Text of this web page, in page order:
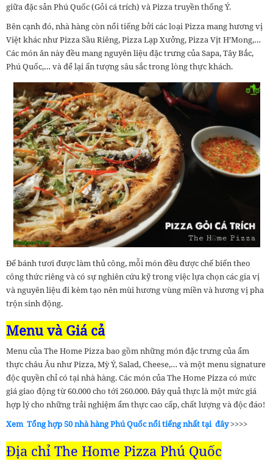
giữa đặc sản Phú Quốc (Gỏi cá trích) và Pizza truyền thống Ý.
Bên cạnh đó, nhà hàng còn nổi tiếng bởi các loại Pizza mang hương vị
Việt khác như Pizza Sầu Riêng, Pizza Lạp Xưởng, Pizza Vịt H’Mong,…
Các món ăn này đều mang nguyên liệu đặc trưng của Sapa, Tây Bắc,
Phú Quốc,… và để lại ấn tượng sâu sắc trong lòng thực khách.
Đế bánh tươi được làm thủ công, mỗi món đều được chế biến theo
công thức riêng và có sự nghiên cứu kỹ trong việc lựa chọn các gia vị
và nguyên liệu đi kèm tạo nên mùi hương vùng miền và hương vị pha
trộn sinh động.
Menu và Giá cả
Menu của The Home Pizza bao gồm những món đặc trưng của ẩm
thực châu Âu như Pizza, Mỳ Ý, Salad, Cheese,… và một menu signature
độc quyền chỉ có tại nhà hàng. Các món của The Home Pizza có mức
giá giao động từ 60.000 cho tới 260.000. Đây quả thực là một mức giá
hợp lý cho những trải nghiệm ẩm thực cao cấp, chất lượng và độc đáo!
Xem Tổng hợp 50 nhà hàng Phú Quốc nổi tiếng nhất tại đây>>>>
Địa chỉ The Home Pizza Phú Quốc